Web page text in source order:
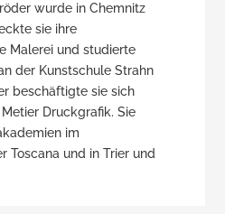
wurde in Chemnitz
sie ihre
Malerei und studierte
der Kunstschule Strahn
beschäftigte sie sich
Druckgrafik. Sie
im
Toscana und in Trier und